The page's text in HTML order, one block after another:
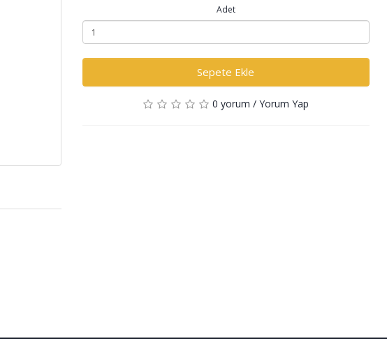
Adet
Sepete Ekle
0 yorum /Yorum Yap